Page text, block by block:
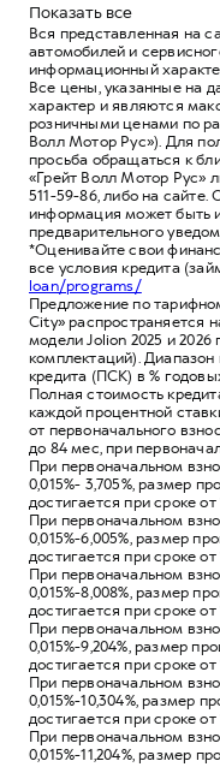
Показать все
Вся представленная на
автомобилей и
информационный
Все цены, указанные на
характер и являются
розничными ценами по
Волл Мотор Рус»). Для
просьба обращаться к
«Грейт Волл Мотор Рус»
511-59-86, либо на
информация может быть
предварительного
*Оценивайте свои
все условия кредита
loan/programs/
Предложение по
City» распространяется
модели Jolion 2025 и 2026
комплектаций).
кредита (ПСК) в %
Полная стоимость
каждой процентной
от первоначального
до 84 мес, при
При первоначальном
0,015%- 3,705%, размер
достигается при сроке
При первоначальном
0,015%-6,005%, размер
достигается при сроке
При первоначальном
0,015%-8,008%, размер
достигается при сроке
При первоначальном
0,015%-9,204%, размер
достигается при сроке
При первоначальном
0,015%-10,304%, размер
достигается при сроке
При первоначальном
0,015%-11,204%, размер